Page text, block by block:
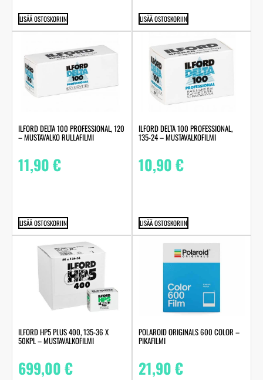
LISÄÄ OSTOSKORIIN LISÄÄ OSTOSKORIIN
ILFORD DELTA 100 PROFESSIONAL, 120
– MUSTAVALKO RULLAFILMI
11,90€
LISÄÄ OSTOSKORIIN
ILFORD DELTA 100 PROFESSIONAL,
135-24 – MUSTAVALKOFILMI
10,90€
LISÄÄ OSTOSKORIIN
ILFORD HP5 PLUS 400, 135-36 X
50KPL – MUSTAVALKOFILMI
699,00€
POLAROID ORIGINALS 600 COLOR –
PIKAFILMI
21,90€